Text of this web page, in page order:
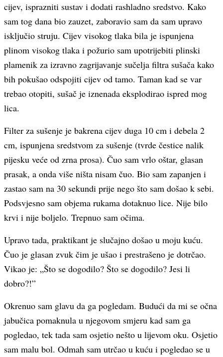
cijev, isprazniti sustav i dodati rashladno sredstvo. Kako
sam tog dana bio zauzet, zaboravio sam da sam upravo
isključio struju. Cijev visokog tlaka bila je ispunjena
plinom visokog tlaka i požurio sam upotrijebiti plinski
plamenik za izravno zagrijavanje sučelja filtra sušača kako
bih pokušao odspojiti cijev od tamo. Taman kad se var
trebao otopiti, sušač je iznenada eksplodirao ispred mog
lica.
Filter za sušenje je bakrena cijev duga 10 cm i debela 2
cm, ispunjena sredstvom za sušenje (tvrde čestice nalik
pijesku veće od zrna prosa). Čuo sam vrlo oštar, glasan
prasak, a onda više ništa nisam čuo. Bio sam zapanjen i
zastao sam na 30 sekundi prije nego što sam došao k sebi.
Podsvjesno sam objema rukama dotaknuo lice. Nije bilo
krvi i nije boljelo. Trepnuo sam očima.
Upravo tada, praktikant je slučajno došao u moju kuću.
Čuo je glasan zvuk čim je ušao i prestrašeno je dotrčao.
Vikao je: „Što se dogodilo? Što se dogodilo? Jesi li
dobro?!”
Okrenuo sam glavu da ga pogledam. Budući da mi se očna
jabučica pomaknula u njegovom smjeru kad sam ga
pogledao, tek tada sam osjetio nešto u lijevom oku. Osjetio
sam malu bol. Odmah sam utrčao u kuću i pogledao se u